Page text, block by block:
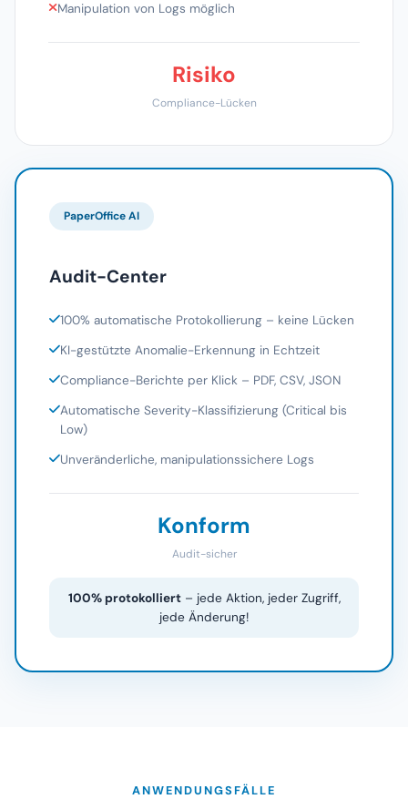
Manipulation von Logs möglich
Risiko
Compliance-Lücken
PaperOffice AI
Audit-Center
100% automatische Protokollierung – keine Lücken
KI-gestützte Anomalie-Erkennung in Echtzeit
Compliance-Berichte per Klick – PDF, CSV, JSON
Automatische Severity-Klassifizierung (Critical bis
Low)
Unveränderliche, manipulationssichere Logs
Konform
Audit-sicher
100% protokolliert– jede Aktion, jeder Zugriff,
jede Änderung!
ANWENDUNGSFÄLLE